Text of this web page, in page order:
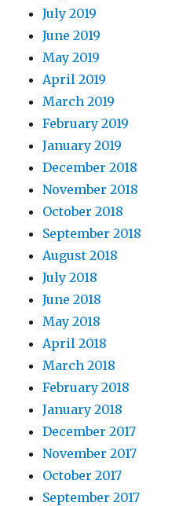
July 2019
June 2019
May 2019
April 2019
March 2019
February 2019
January 2019
December 2018
November 2018
October 2018
September 2018
August 2018
July 2018
June 2018
May 2018
April 2018
March 2018
February 2018
January 2018
December 2017
November 2017
October 2017
September 2017